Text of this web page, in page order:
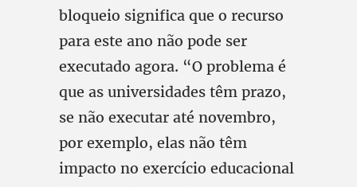
bloqueio significa que o recurso
para este ano não pode ser
executado agora. “O problema é
que as universidades têm prazo,
se não executar até novembro,
por exemplo, elas não têm
impacto no exercício educacional